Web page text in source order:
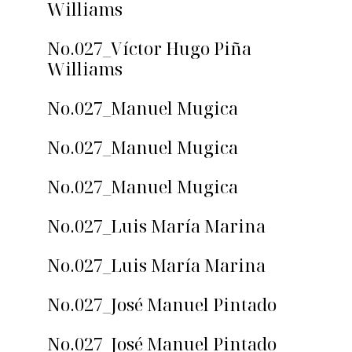
Williams
No.027_Víctor Hugo Piña
Williams
No.027_Manuel Mugica
No.027_Manuel Mugica
No.027_Manuel Mugica
No.027_Luis María Marina
No.027_Luis María Marina
No.027_José Manuel Pintado
No.027_José Manuel Pintado